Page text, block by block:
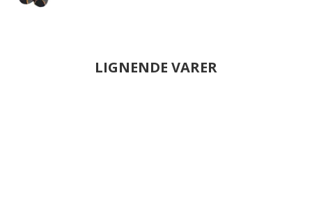
LIGNENDE VARER